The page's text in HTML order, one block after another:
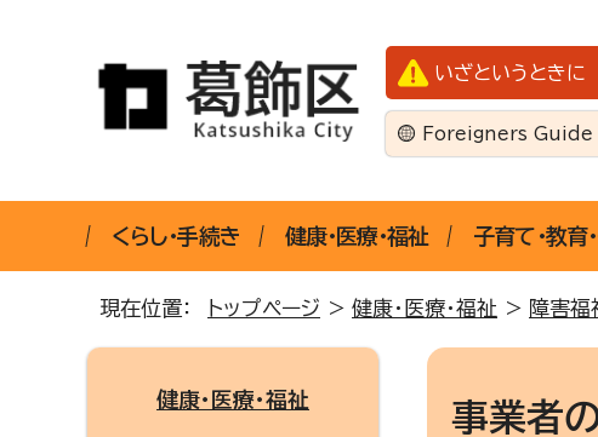
いざというときに
Foreigners Guide
くらし・手続き 健康・医療・福祉 子育て・教育
現在位置： トップページ > 健康・医療・福祉 > 障害福
事業者
健康・医療・福祉